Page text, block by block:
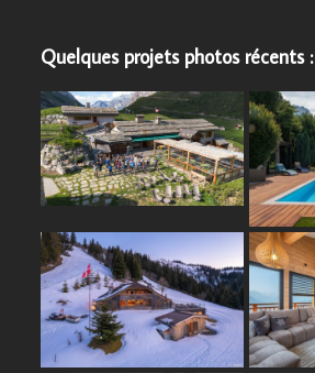
Quelques projets photos récents :